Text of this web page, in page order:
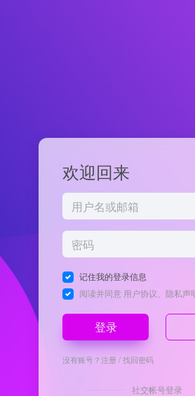
欢迎回来
记住我的登录信息
阅读并同意 用户协议 隐私声
登录
没有账号？注册/找回密码
社交帐号登录